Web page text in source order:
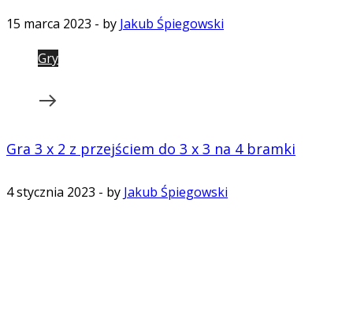
15 marca 2023 - by Jakub Śpiegowski
Gry
Gra 3 x 2 z przejściem do 3 x 3 na 4 bramki
4 stycznia 2023 - by Jakub Śpiegowski